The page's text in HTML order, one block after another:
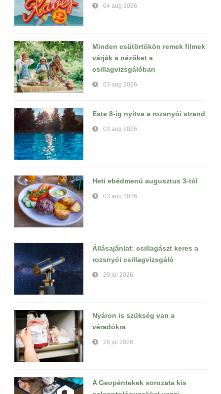
04 aug 2026
Minden csütörtökön remek filmek
várják a nézőket a
csillagvizsgálóban
03 aug 2026
Este 8-ig nyitva a rozsnyói strand
03 aug 2026
Heti ebédmenü augusztus 3-tól
03 aug 2026
Állásajánlat: csillagászt keres a
rozsnyói csillagvizsgáló
29 júl 2026
Nyáron is szükség van a
véradókra
28 júl 2026
A Geopéntekek sorozata kis